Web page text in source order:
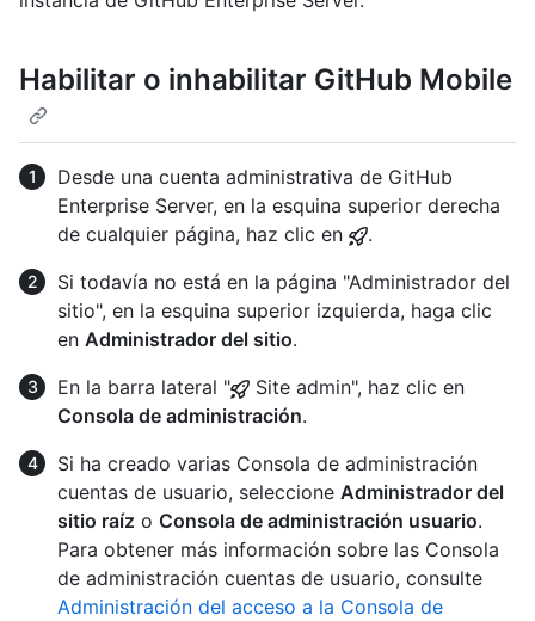
Habilitar o inhabilitar GitHub Mobile
Desde una cuenta administrativa de GitHub
Enterprise Server, en la esquina superior derecha
de cualquier página, haz clic en
.
Si todavía no está en la página "Administrador del
sitio", en la esquina superior izquierda, haga clic
en Administrador del sitio.
En la barra lateral "
Site admin", haz clic en
Consola de administración.
Si ha creado varias Consola de administración
cuentas de usuario, seleccione Administrador del
sitio raíz o Consola de administración usuario.
Para obtener más información sobre las Consola
de administración cuentas de usuario, consulte
Administración del acceso a la Consola de